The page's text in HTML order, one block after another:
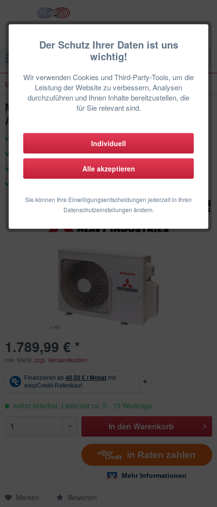
Der Schutz Ihrer Daten ist uns
wichtig!
Wir verwenden Cookies und Third-Party-Tools, um die
Leistung der Website zu verbessern, Analysen
durchzuführen und Ihnen Inhalte bereitzustellen, die
für Sie relevant sind.
Individuell
Alle akzeptieren
Sie können Ihre Einwilligungsentscheidungen jederzeit in Ihren
Datenschutzeinstellungen ändern.
MITSUBISHI HEAVY INDUSTRIES
MITSUBISHI SCM41ZS-W Multisplit
Außeneinheit 4,0 kW für 2-3 Innengeräte
zertifizierte Techniker & Support
Produkte für den deutschen Markt
100% Herstellergarantie
1.789,99 € *
inkl. MwSt. zzgl. Versandkosten
sofort lieferbar, Lieferzeit ca. 5 - 10 Werktage
In den Warenkorb
Merken Bewerten